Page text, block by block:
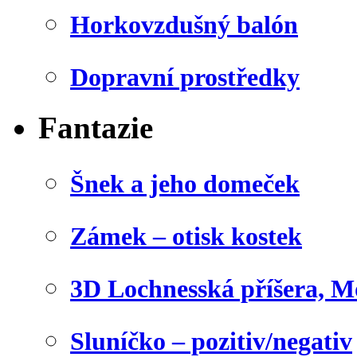
Horkovzdušný balón
Dopravní prostředky
Fantazie
Šnek a jeho domeček
Zámek – otisk kostek
3D Lochnesská příšera,
Sluníčko – pozitiv/negativ